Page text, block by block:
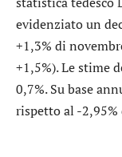
evidenziato un
+1,3% di
+1,5%). Le stime
0,7%. Su base
rispetto al -2,95%